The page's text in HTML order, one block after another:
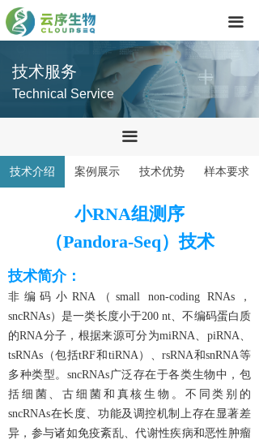
끀
首页
产品中心
联系我们
技术介绍 案例展示 技术优势 样本要求
小RNA组测序
（Pandora-Seq）技术
技术简介：
非编码小RNA（small non-coding RNAs，
sncRNAs）是一类长度小于200 nt、不编码蛋白质
的RNA分子，根据来源可分为miRNA、piRNA、
tsRNAs（包括tRF和tiRNA）、rsRNA和snRNA等
多种类型。sncRNAs广泛存在于各类生物中，包
括细菌、古细菌和真核生物。不同类别的
sncRNAs在长度、功能及调控机制上存在显著差
异，参与诸如免疫紊乱、代谢性疾病和恶性肿瘤
技术服务
Technical Service
끀